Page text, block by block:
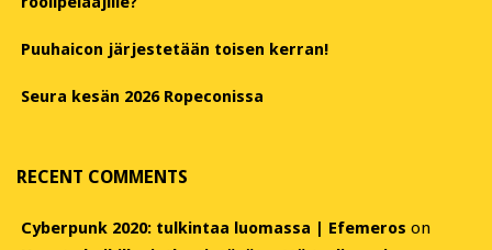
Puuhaicon järjestetään toisen kerran!
Seura kesän 2026 Ropeconissa
RECENT COMMENTS
Cyberpunk 2020: tulkintaa luomassa | Efemeros on